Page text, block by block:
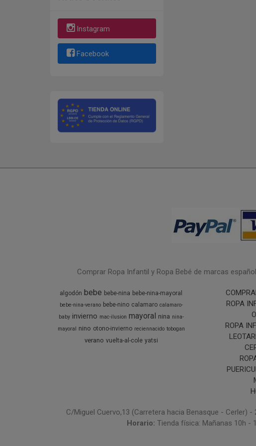
Instagram
Facebook
Comprar Ropa Infantil y Ropa Bebé de marcas
algodón bebe bebe-nina bebe-nina-mayoral
bebe-nina-verano bebe-nino calamaro calamaro-
baby invierno mac-ilusion mayoral nina nina-
mayoral
nino otono-invierno reciennacido tobogan
verano vuelta-al-cole yatsi
ROPA
ROPA
C/Miguel Cuervo,13 (Carretera hacia Benasque - Cerler)
Horario:Tienda física: Mañanas 10h -